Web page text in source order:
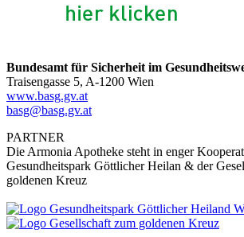
Bundesamt für Sicherheit im
Traisengasse 5, A-1200 Wien
www.basg.gv.at
basg@basg.gv.at
PARTNER
Die Armonia Apotheke steht in enger
Gesundheitspark Göttlicher Heilan & der
goldenen Kreuz